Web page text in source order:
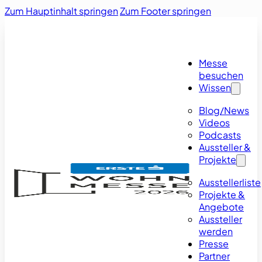
Zum Hauptinhalt springenZum Footer springen
Messe
besuchen
Wissen
Blog/News
Videos
Podcasts
Aussteller &
Projekte
Ausstellerliste
Projekte &
Angebote
Aussteller
werden
Presse
Partner